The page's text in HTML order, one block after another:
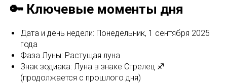
🔑 Ключевые моменты дня
Дата и день недели: Понедельник, 1 сентября 2025
года
Фаза Луны: Растущая луна
Знак зодиака: Луна в знаке Стрелец ♐
(продолжается с прошлого дня)